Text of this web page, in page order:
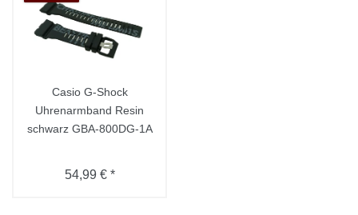
Casio G-Shock
Uhrenarmband Resin
schwarz GBA-800DG-1A
54,99 € *